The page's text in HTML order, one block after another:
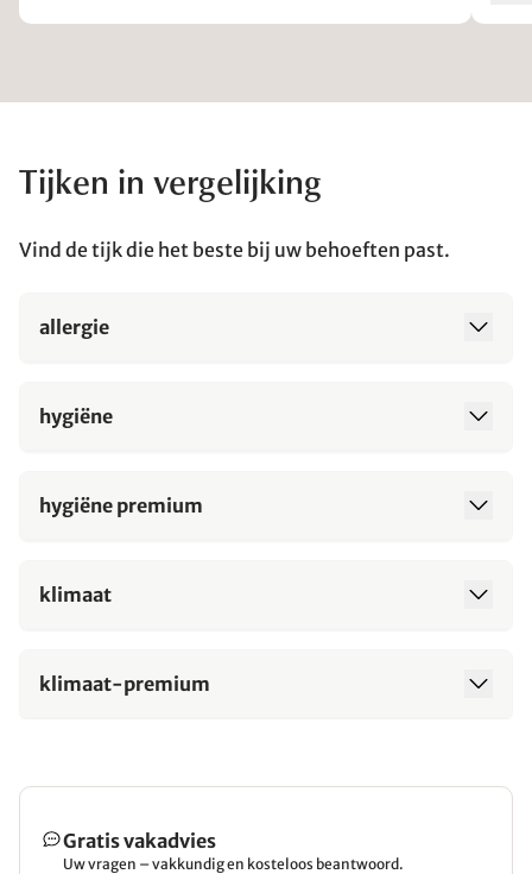
Tijken in vergelijking
Vind de tijk die het beste bij uw behoeften past.
allergie
hygiëne
hygiëne premium
klimaat
klimaat-premium
Gratis vakadvies
Uw vragen – vakkundig en kosteloos beantwoord.